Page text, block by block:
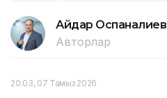
Айдар Оспаналиев
Авторлар
20:03, 07 Тамыз 2026